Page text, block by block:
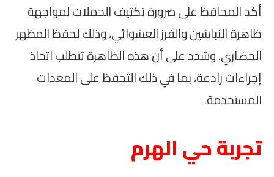
أكد المحافظ على ضرورة تكثيف الحملات لمواجهة
ظاهرة النباشين والفرز العشوائي، وذلك لحفظ المظهر
الحضاري. وشدد على أن هذه الظاهرة تتطلب اتخاذ
إجراءات رادعة، بما في ذلك التحفظ على المعدات
المستخدمة.
تجربة حي الهرم